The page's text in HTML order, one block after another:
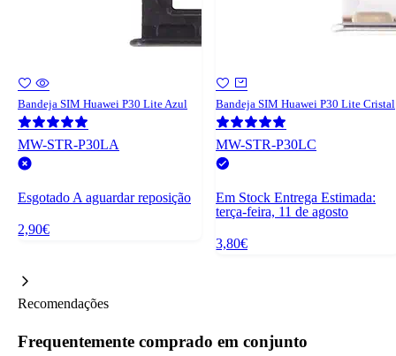
Bandeja SIM Huawei P30 Lite Azul
MW-STR-P30LA
EsgotadoA aguardar reposição
2,90€
Bandeja SIM Huawei P30 Lite Cristal
MW-STR-P30LC
Em Stock Entrega Estimada:
terça-feira, 11 de agosto
3,80€
Recomendações
Frequentemente comprado em conjunto